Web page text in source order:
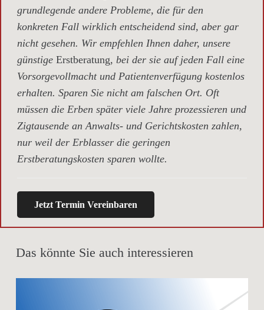
grundlegende andere Probleme, die für den
konkreten Fall wirklich entscheidend sind, aber gar
nicht gesehen. Wir empfehlen Ihnen daher, unsere
günstige Erstberatung, bei der sie auf jeden Fall eine
Vorsorgevollmacht und Patientenverfügung kostenlos
erhalten. Sparen Sie nicht am falschen Ort. Oft
müssen die Erben später viele Jahre prozessieren und
Zigtausende an Anwalts- und Gerichtskosten zahlen,
nur weil der Erblasser die geringen
Erstberatungskosten sparen wollte.
Jetzt Termin Vereinbaren
Das könnte Sie auch interessieren